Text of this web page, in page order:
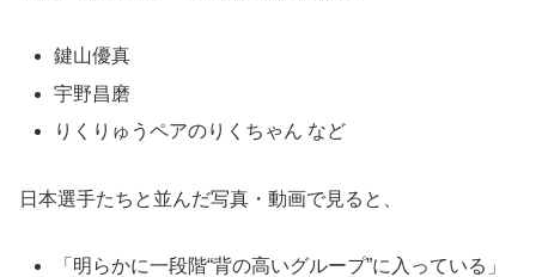
鍵山優真
宇野昌磨
りくりゅうペアのりくちゃん など
日本選手たちと並んだ写真・動画で見ると、
「明らかに一段階“背の高いグループ”に入っている」